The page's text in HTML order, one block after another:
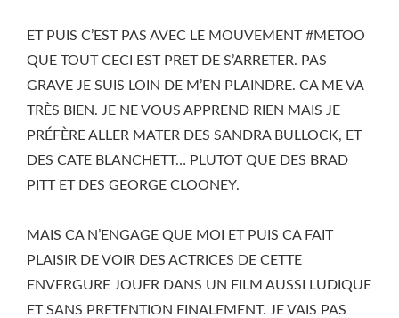
ET PUIS C’EST PAS AVEC LE MOUVEMENT #METOO
QUE TOUT CECI EST PRET DE S’ARRETER. PAS
GRAVE JE SUIS LOIN DE M’EN PLAINDRE. CA ME VA
TRÈS BIEN. JE NE VOUS APPREND RIEN MAIS JE
PRÉFÈRE ALLER MATER DES SANDRA BULLOCK, ET
DES CATE BLANCHETT… PLUTOT QUE DES BRAD
PITT ET DES GEORGE CLOONEY.
MAIS CA N’ENGAGE QUE MOI ET PUIS CA FAIT
PLAISIR DE VOIR DES ACTRICES DE CETTE
ENVERGURE JOUER DANS UN FILM AUSSI LUDIQUE
ET SANS PRETENTION FINALEMENT. JE VAIS PAS